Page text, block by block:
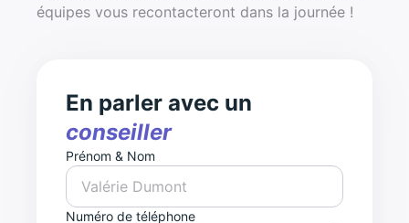
équipes vous recontacteront dans la journée !
En parler avec un
conseiller
Prénom & Nom
Numéro de téléphone